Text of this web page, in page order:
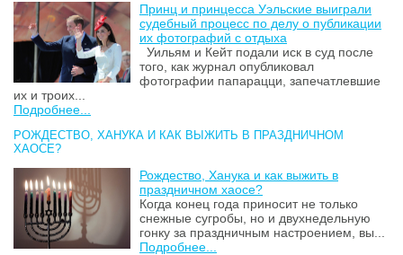
Принц и принцесса Уэльские выиграли
судебный процесс по делу о публикации
их фотографий с отдыха
Уильям и Кейт подали иск в суд после
того, как журнал опубликовал
фотографии папарацци, запечатлевшие
их и троих...
Подробнее...
РОЖДЕСТВО, ХАНУКА И КАК ВЫЖИТЬ В ПРАЗДНИЧНОМ
ХАОСЕ?
Рождество, Ханука и как выжить в
праздничном хаосе?
Когда конец года приносит не только
снежные сугробы, но и двухнедельную
гонку за праздничным настроением, вы...
Подробнее...